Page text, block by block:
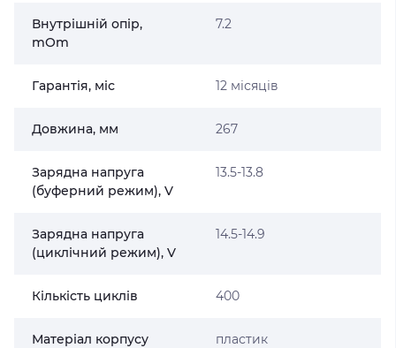
Внутрішній опір,
mOm
7.2
Гарантія, міс 12 місяців
Довжина, мм 267
Зарядна напруга
(буферний режим), V
13.5-13.8
Зарядна напруга
(циклічний режим), V
14.5-14.9
Кількість циклів 400
Матеріал корпусу пластик